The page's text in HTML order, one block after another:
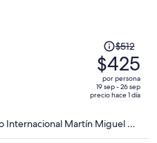
El
precio
era
de
$512
ahora
$512
$425
por persona
19 sep - 26 sep
precio hace 1 día
Internacional Martín Miguel de